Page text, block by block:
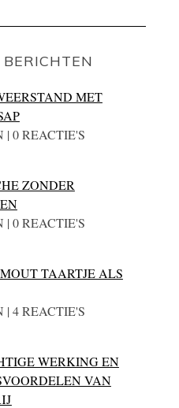
MET
| 0 REACTIE'S
ZONDER
| 0 REACTIE'S
TAARTJE ALS
| 4 REACTIE'S
WERKING EN
VAN